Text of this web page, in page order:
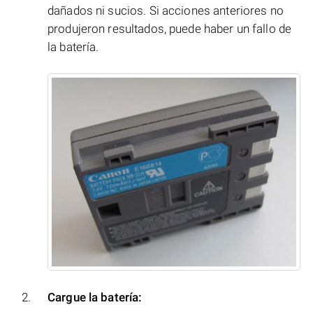
dañados ni sucios. Si acciones anteriores no
produjeron resultados, puede haber un fallo de
la batería.
Cargue la batería: